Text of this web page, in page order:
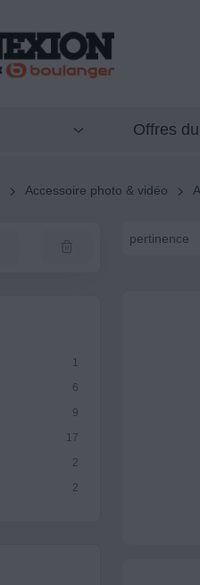
Offres
Accessoire photo & vidéo
1
6
9
17
2
2
pertinence